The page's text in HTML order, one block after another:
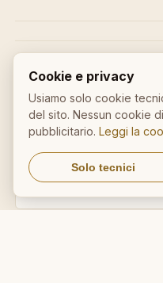
CalcioMercato.in
DizionarioItaliano.net
MedicalVocabulary.org
Cookie e privacy
Usiamo solo cookie
del sito. Nessun cookie
pubblicitario.Leggi la
Solo tecnici